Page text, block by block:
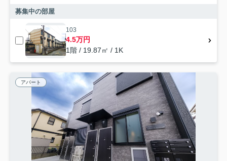
募集中の部屋
103
4.5万円
1階 / 19.87㎡ / 1K
アパート